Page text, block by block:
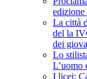
edizione
La città
del la
dei
Lo
L’uomo
I licei: